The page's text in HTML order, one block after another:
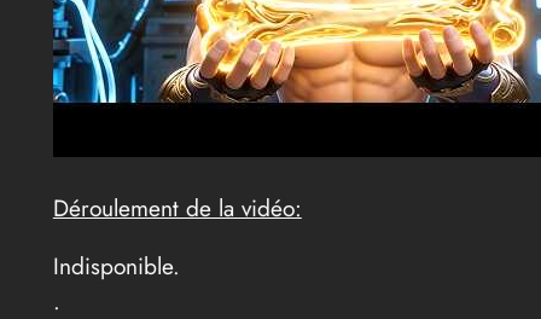
Déroulement de la vidéo:
Indisponible.
.